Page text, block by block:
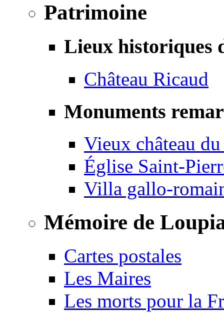
Patrimoine
Lieux historiques
Château Ricaud
Monuments
Vieux château
Église Saint-
Villa gallo-
Mémoire de
Cartes postales
Les Maires
Les morts pour la